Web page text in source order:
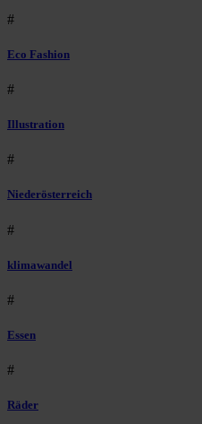
#
Eco Fashion
#
Illustration
#
Niederösterreich
#
klimawandel
#
Essen
#
Räder